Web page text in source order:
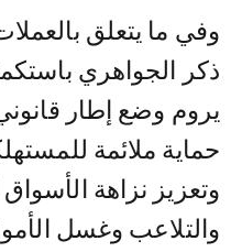
وفي ما يتعلق
ذكر الجواهري
يروم وضع إطار
حماية ملائمة
وتعزيز نزاهة
والتلاعب وغسل